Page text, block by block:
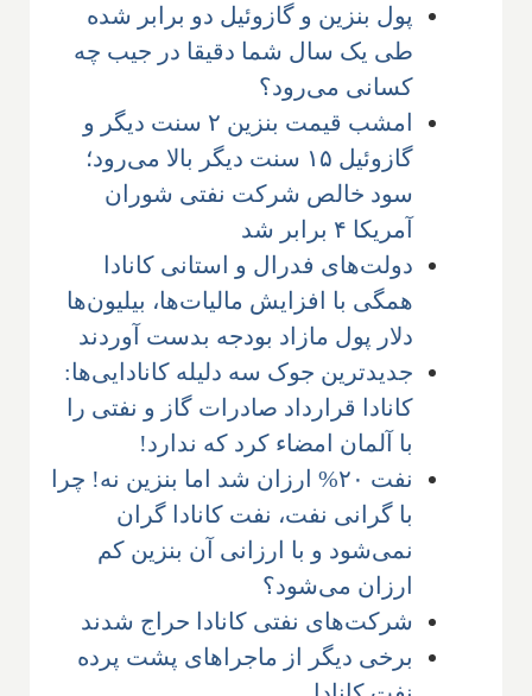
پول بنزین و گازوئیل دو برابر شده
طی یک سال شما دقیقا در جیب چه
کسانی می‌رود؟
امشب قیمت بنزین ۲ سنت دیگر و
گازوئیل ۱۵ سنت دیگر بالا می‌رود؛
سود خالص شرکت نفتی شوران
آمریکا ۴ برابر شد
دولت‌های فدرال و استانی کانادا
همگی با افزایش مالیات‌ها، بیلیون‌ها
دلار پول مازاد بودجه بدست آوردند
جدیدترین جوک سه دلیله کانادایی‌ها:
کانادا قرارداد صادرات گاز و نفتی را
با آلمان امضاء کرد که ندارد!
نفت ۲۰% ارزان شد اما بنزین نه! چرا
با گرانی نفت، نفت کانادا گران
نمی‌شود و با ارزانی آن بنزین کم
ارزان می‌شود؟
شرکت‌های نفتی کانادا حراج شدند
برخی دیگر از ماجراهای پشت پرده